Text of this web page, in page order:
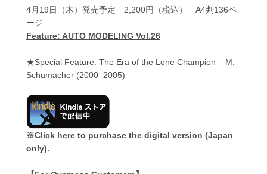
4月19日（木）発売予定 2,200円（税込） A4判136ペ
ージ
Feature: AUTO MODELING Vol.26
★Special Feature: The Era of the Lone Champion – M.
Schumacher (2000–2005)
※Click here to purchase the digital version (Japan
only).